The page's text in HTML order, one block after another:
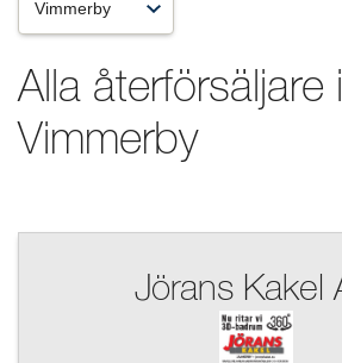
Alla återförsäljare i
Vimmerby
Jörans Kakel